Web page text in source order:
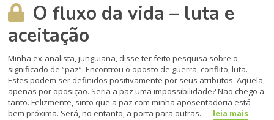
O fluxo da vida – luta e
aceitação
Minha ex-analista, junguiana, disse ter feito pesquisa sobre o
significado de “paz”. Encontrou o oposto de guerra, conflito, luta.
Estes podem ser definidos positivamente por seus atributos. Aquela,
apenas por oposição. Seria a paz uma impossibilidade? Não chego a
tanto. Felizmente, sinto que a paz com minha aposentadoria está
bem próxima. Será, no entanto, a porta para outras...
leia mais